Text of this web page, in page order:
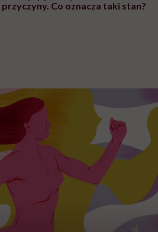
przyczyny. Co oznacza taki stan?